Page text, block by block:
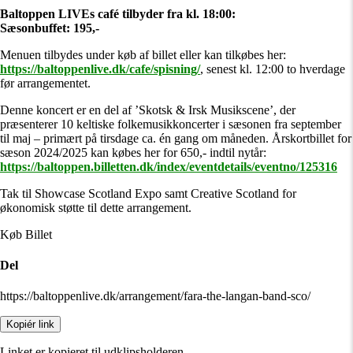
Baltoppen LIVEs café tilbyder fra kl. 18:00:
Sæsonbuffet: 195,-
Menuen tilbydes under køb af billet eller kan tilkøbes her:
https://baltoppenlive.dk/cafe/spisning/, senest kl. 12:00 to hverdage
før arrangementet.
Denne koncert er en del af ’Skotsk & Irsk Musikscene’, der
præsenterer 10 keltiske folkemusikkoncerter i sæsonen fra september
til maj – primært på tirsdage ca. én gang om måneden. Årskortbillet for
sæson 2024/2025 kan købes her for 650,- indtil nytår:
https://baltoppen.billetten.dk/index/eventdetails/eventno/125316
Tak til Showcase Scotland Expo samt Creative Scotland for
økonomisk støtte til dette arrangement.
Køb Billet
Del
https://baltoppenlive.dk/arrangement/fara-the-langan-band-sco/
Kopiér link